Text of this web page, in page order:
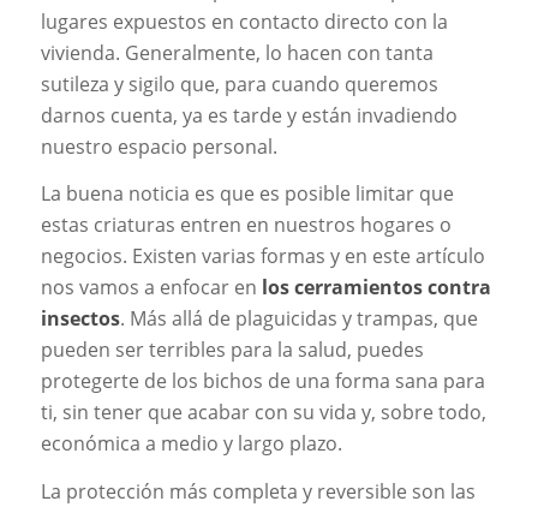
lugares expuestos en contacto directo con la
vivienda. Generalmente, lo hacen con tanta
sutileza y sigilo que, para cuando queremos
darnos cuenta, ya es tarde y están invadiendo
nuestro espacio personal.
La buena noticia es que es posible limitar que
estas criaturas entren en nuestros hogares o
negocios. Existen varias formas y en este artículo
nos vamos a enfocar en los cerramientos contra
insectos. Más allá de plaguicidas y trampas, que
pueden ser terribles para la salud, puedes
protegerte de los bichos de una forma sana para
ti, sin tener que acabar con su vida y, sobre todo,
económica a medio y largo plazo.
La protección más completa y reversible son las